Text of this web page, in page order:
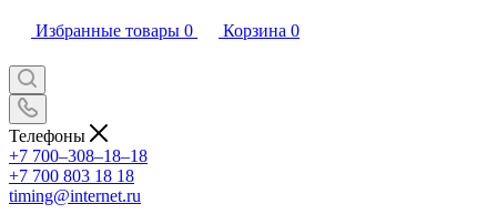
Избранные товары 0 Корзина 0
Телефоны
+7 700‒308‒18‒18
+7 700 803 18 18
timing@internet.ru